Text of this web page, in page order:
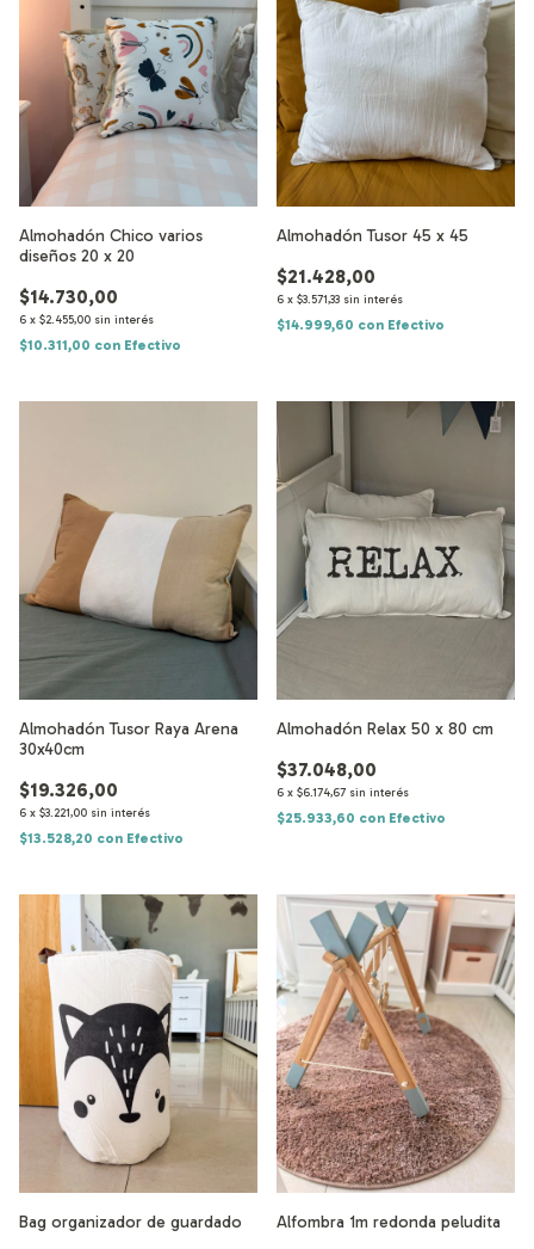
Almohadón Chico varios
diseños 20 x 20
$14.730,00
6 x $2.455,00 sin interés
$10.311,00 con Efectivo
Almohadón Tusor 45 x 45
$21.428,00
6 x $3.571,33 sin interés
$14.999,60 con Efectivo
Almohadón Tusor Raya Arena
30x40cm
$19.326,00
6 x $3.221,00 sin interés
$13.528,20 con Efectivo
Almohadón Relax 50 x 80 cm
$37.048,00
6 x $6.174,67 sin interés
$25.933,60 con Efectivo
Bag organizador de guardado Alfombra 1m redonda peludita